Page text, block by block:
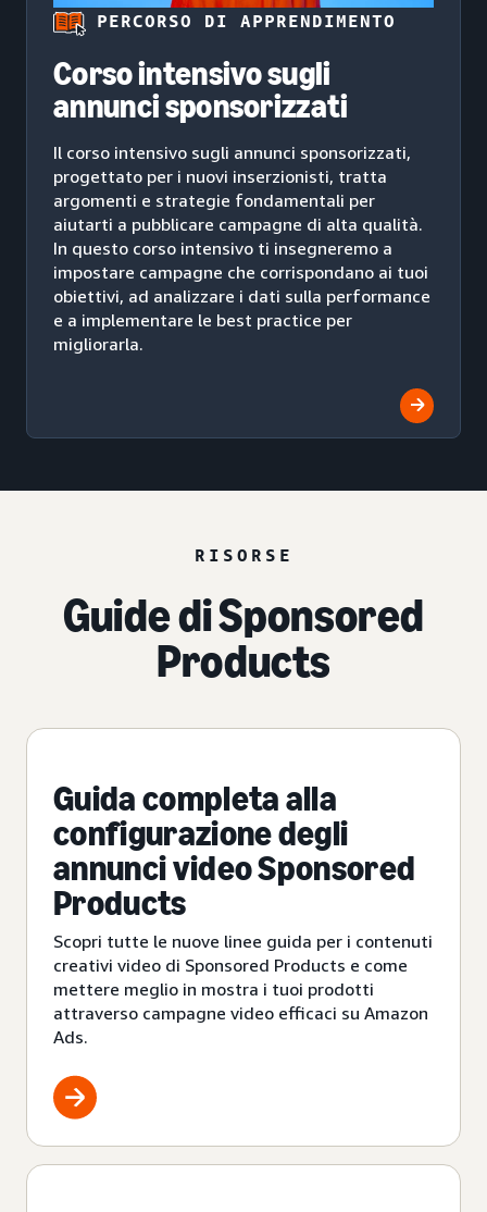
PERCORSO DI APPRENDIMENTO
Corso intensivo sugli
annunci sponsorizzati
Il corso intensivo sugli annunci sponsorizzati,
progettato per i nuovi inserzionisti, tratta
argomenti e strategie fondamentali per
aiutarti a pubblicare campagne di alta qualità.
In questo corso intensivo ti insegneremo a
impostare campagne che corrispondano ai tuoi
obiettivi, ad analizzare i dati sulla performance
e a implementare le best practice per
migliorarla.
RISORSE
Guide di Sponsored
Products
Guida completa alla
configurazione degli
annunci video Sponsored
Products
Scopri tutte le nuove linee guida per i contenuti
creativi video di Sponsored Products e come
mettere meglio in mostra i tuoi prodotti
attraverso campagne video efficaci su Amazon
Ads.